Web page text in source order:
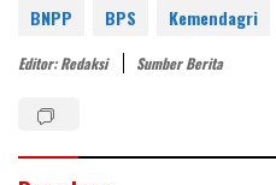
er
e
itt
er
k
e
n
e
b
o
at
BNPP BPS Kemendagri
Editor: Redaksi Sumber Berita